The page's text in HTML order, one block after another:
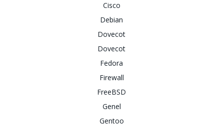
Cisco
Debian
Dovecot
Dovecot
Fedora
Firewall
FreeBSD
Genel
Gentoo